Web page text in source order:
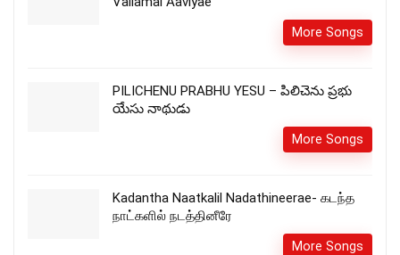
More Songs
PILICHENU PRABHU YESU – పిలిచెను ప్రభు
యేసు నాథుడు
More Songs
Kadantha Naatkalil Nadathineerae- கடந்த
நாட்களில் நடத்தினீரே
More Songs